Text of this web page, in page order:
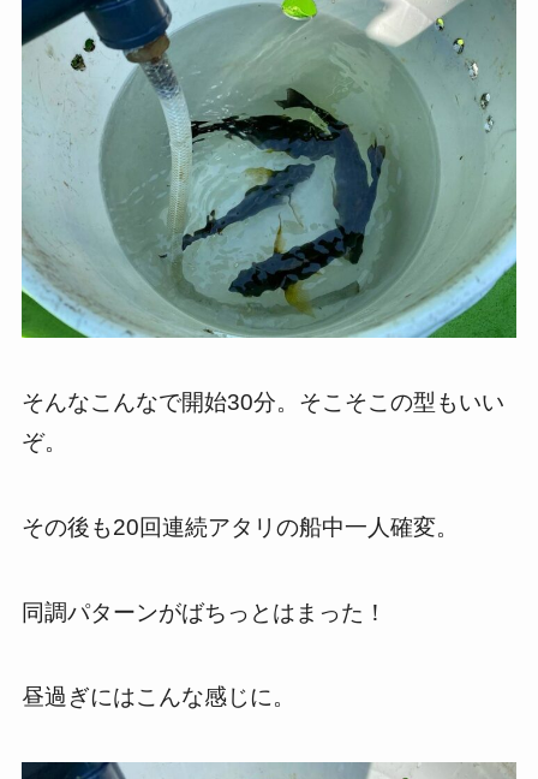
そんなこんなで開始30分。そこそこの型もいい
ぞ。
その後も20回連続アタリの船中一人確変。
同調パターンがばちっとはまった！
昼過ぎにはこんな感じに。